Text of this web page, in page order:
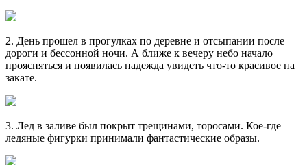
2. День прошел в прогулках по деревне и отсыпании после
дороги и бессонной ночи. А ближе к вечеру небо начало
проясняться и появилась надежда увидеть что-то красивое на
закате.
3. Лед в заливе был покрыт трещинами, торосами. Кое-где
ледяные фигурки принимали фантастические образы.